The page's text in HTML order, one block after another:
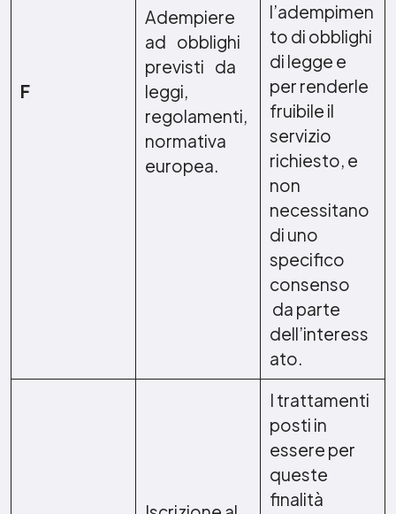
F
Adempiere
ad obblighi
previsti da
leggi,
regolamenti,
normativa
europea.
l’adempimen
to di obblighi
di legge e
per renderle
fruibile il
servizio
richiesto, e
non
necessitano
di uno
specifico
consenso
da parte
dell’interess
ato.
I trattamenti
posti in
essere per
queste
finalità